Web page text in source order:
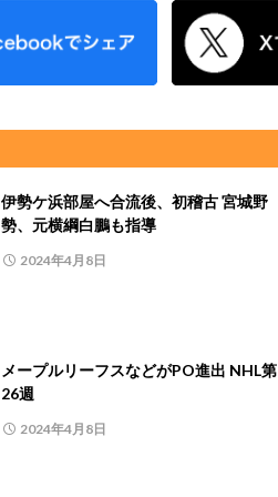
伊勢ケ浜部屋へ合流後、初稽古 宮城野
勢、元横綱白鵬も指導
2024年4月8日
メープルリーフスなどがPO進出 NHL第
26週
2024年4月8日